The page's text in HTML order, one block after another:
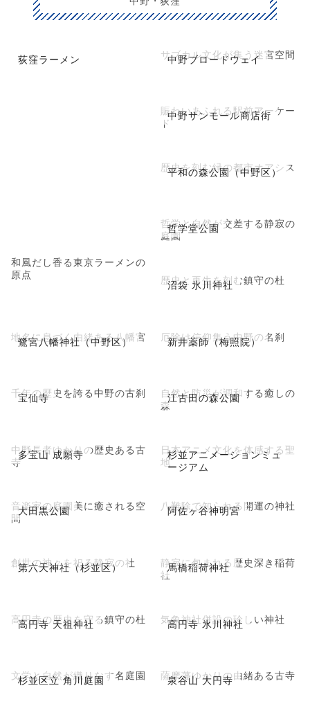
荻窪ラーメン
和風だし香る東京ラーメンの
原点
中野ブロードウェイ
サブカル文化が集う迷宮空間
中野サンモール商店街
賑わいあふれる駅前アーケー
ド
平和の森公園（中野区）
歴史を刻む緑の都市オアシス
哲学堂公園
哲学と自然が交差する静寂の
庭園
沼袋 氷川神社
歴史と再生を刻む鎮守の杜
鷺宮八幡神社（中野区）
地名に息づく由緒ある八幡宮 新井薬師（梅照院）
厄除け信仰集う中野の名刹
宝仙寺
千年の歴史を誇る中野の古刹 江古田の森公園
自然と防災が調和する癒しの
森
多宝山 成願寺
中野長者ゆかりの歴史ある古
寺
杉並アニメーションミュ
ージアム
日本アニメ文化を体感する聖
地
大田黒公園
音楽家の庭園美に癒される空
間
阿佐ヶ谷神明宮
八難除で知られる開運の神社
第六天神社（杉並区）
創世の神々を祀る静寂の社 馬橋稲荷神社
静寂に包まれる歴史深き稲荷
社
高円寺 天祖神社
高円寺の歴史を守る鎮守の杜 高円寺 氷川神社
気象神社併設の珍しい神社
杉並区立 角川庭園
文学と自然が織りなす名庭園 泉谷山 大円寺
薩摩藩ゆかりの由緒ある古寺